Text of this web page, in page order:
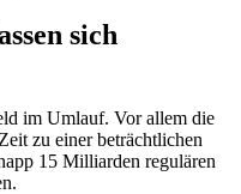
sich
im Umlauf. Vor allem die
zu einer beträchtlichen
15 Milliarden regulären